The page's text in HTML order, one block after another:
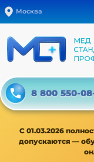
Москва
8 800 550-
С 01.03.2026
допускаются —